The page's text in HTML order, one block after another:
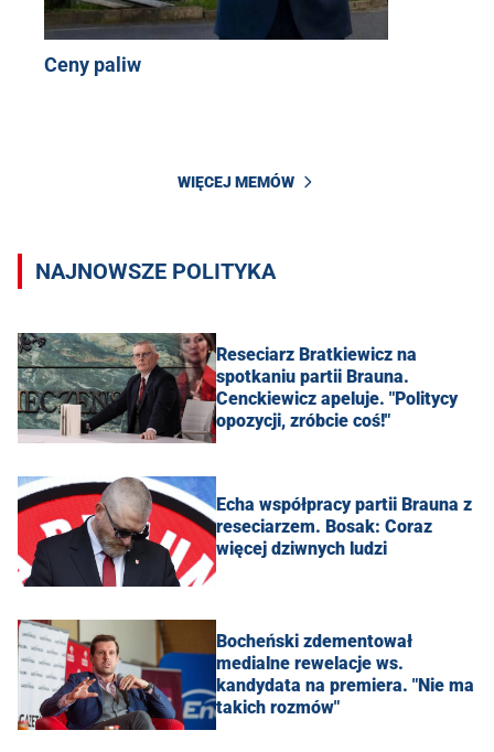
Ceny paliw
WIĘCEJ MEMÓW
NAJNOWSZE POLITYKA
Reseciarz Bratkiewicz na
spotkaniu partii Brauna.
Cenckiewicz apeluje. "Politycy
opozycji, zróbcie coś!"
Echa współpracy partii Brauna z
reseciarzem. Bosak: Coraz
więcej dziwnych ludzi
Bocheński zdementował
medialne rewelacje ws.
kandydata na premiera. "Nie ma
takich rozmów"